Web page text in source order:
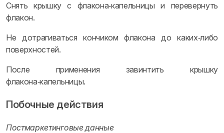
Снять крышку с флакона‑капельницы и перевернуть
флакон.
Не дотрагиваться кончиком флакона до каких‑либо
поверхностей.
После применения завинтить крышку
флакона‑капельницы.
Побочные действия
Постмаркетинговые данные